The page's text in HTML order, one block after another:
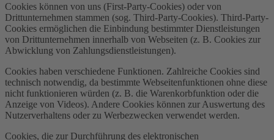
Cookies können von uns (First-Party-Cookies) oder von
Drittunternehmen stammen (sog. Third-Party-Cookies). Third-Party-
Cookies ermöglichen die Einbindung bestimmter Dienstleistungen
von Drittunternehmen innerhalb von Webseiten (z. B. Cookies zur
Abwicklung von Zahlungsdienstleistungen).
Cookies haben verschiedene Funktionen. Zahlreiche Cookies sind
technisch notwendig, da bestimmte Webseitenfunktionen ohne diese
nicht funktionieren würden (z. B. die Warenkorbfunktion oder die
Anzeige von Videos). Andere Cookies können zur Auswertung des
Nutzerverhaltens oder zu Werbezwecken verwendet werden.
Cookies, die zur Durchführung des elektronischen